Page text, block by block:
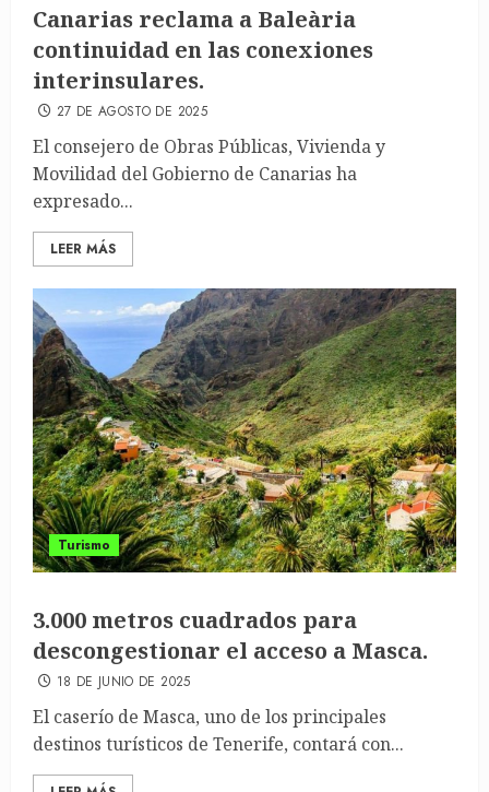
Canarias reclama a Baleària
continuidad en las conexiones
interinsulares.
27 DE AGOSTO DE 2025
El consejero de Obras Públicas, Vivienda y
Movilidad del Gobierno de Canarias ha
expresado...
LEER MÁS
Turismo
3.000 metros cuadrados para
descongestionar el acceso a Masca.
18 DE JUNIO DE 2025
El caserío de Masca, uno de los principales
destinos turísticos de Tenerife, contará con...